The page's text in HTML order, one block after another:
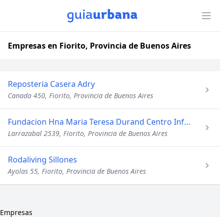
Empresas en Fiorito, Provincia de Buenos Aires
Reposteria Casera Adry
Canada 450, Fiorito, Provincia de Buenos Aires
Fundacion Hna Maria Teresa Durand Centro Infanto Juvenil
Larrazabal 2539, Fiorito, Provincia de Buenos Aires
Rodaliving Sillones
Ayolas 55, Fiorito, Provincia de Buenos Aires
Empresas